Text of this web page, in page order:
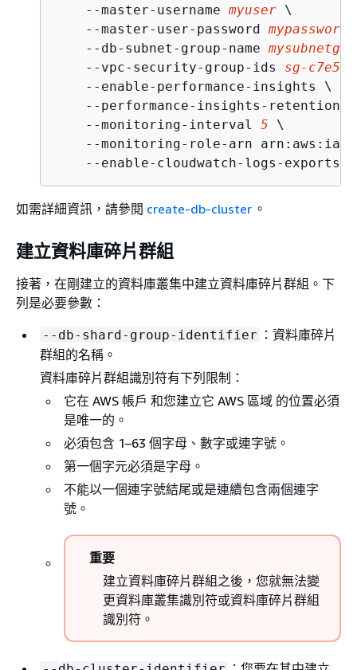
    --master-username
myuser \
    --master-user-password
mypassword
    --db-subnet-group-name
    --vpc-security-group-ids
sg-
    --enable-performance-insights \
--performance-insights-
    --monitoring-interval
5 \
--monitoring-role-arn
--enable-cloudwatch-logs-exports
如需詳細資訊，請參閱 create-db-cluster 。
建立資料庫碎片群組
接著，在剛建立的資料庫叢集中建立資料庫碎片群組。下
列是必要參數：
--db-shard-group-identifier ：資料庫碎片
群組的名稱。
資料庫碎片群組識別符有下列限制：
它在 AWS 帳戶 和您建立它 AWS 區域 的位置必須
是唯一的。
必須包含 1–63 個字母、數字或連字號。
第一個字元必須是字母。
不能以一個連字號結尾或是連續包含兩個連字
號。
重要
建立資料庫碎片群組之後，您就無法變
更資料庫叢集識別符或資料庫碎片群組
識別符。